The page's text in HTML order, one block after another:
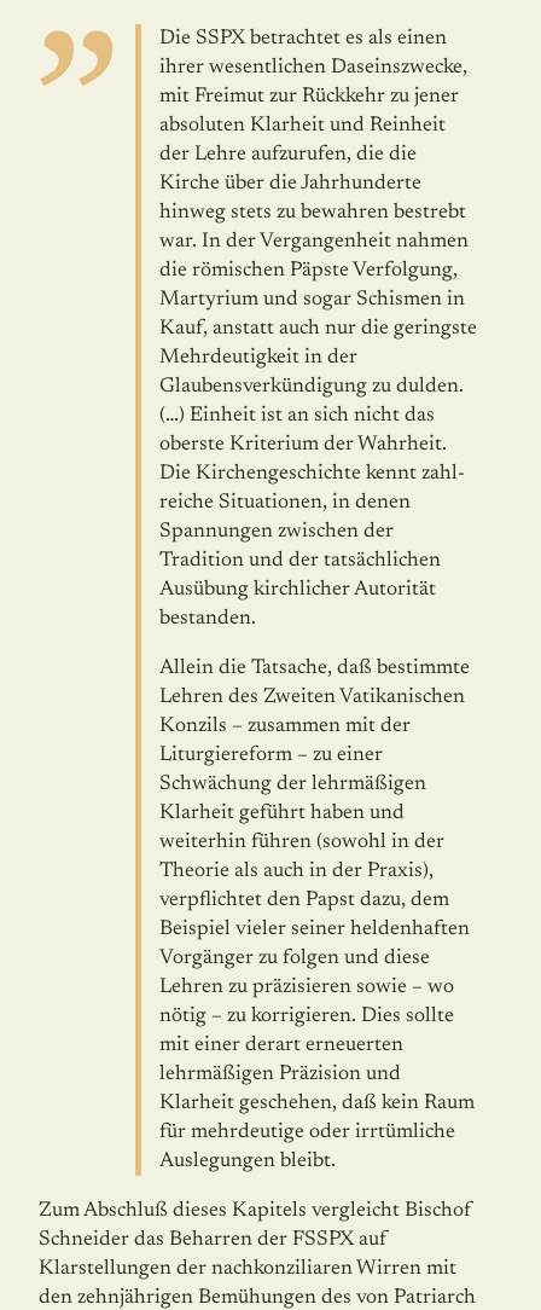
Die SSPX betrachtet es als einen
ihrer wesentlichen Daseinszwecke,
mit Frei­mut zur Rückkehr zu jener
absoluten Klarheit und Reinheit
der Lehre auf­zu­rufen, die die
Kirche über die Jahrhunderte
hinweg stets zu bewahren bestrebt
war. In der Vergangenheit nahmen
die römischen Päpste Verfolgung,
Martyrium und sogar Schismen in
Kauf, anstatt auch nur die geringste
Mehr­deutigkeit in der
Glaubensverkündigung zu dulden.
(…) Einheit ist an sich nicht das
oberste Kriterium der Wahrheit.
Die Kirchengeschichte kennt zahl­
reiche Situationen, in denen
Spannungen zwischen der
Tradition und der tatsächlichen
Ausübung kirchlicher Autorität
bestanden.
Allein die Tatsache, daß bestimmte
Lehren des Zweiten Vatikanischen
Konzils – zusammen mit der
Liturgiereform – zu einer
Schwächung der lehrmäßigen
Klarheit geführt haben und
weiterhin führen (sowohl in der
Theorie als auch in der Praxis),
verpflichtet den Papst dazu, dem
Beispiel vieler seiner helden­haften
Vorgänger zu folgen und diese
Lehren zu präzisieren sowie – wo
nötig – zu korrigieren. Dies sollte
mit einer derart erneuerten
lehrmäßigen Präzi­sion und
Klarheit geschehen, daß kein Raum
für mehrdeutige oder irrtüm­li­che
Auslegungen bleibt.
Zum Abschluß dieses Kapitels vergleicht Bischof
Schneider das Beharren der FSSPX auf
Klarstellungen der nachkonziliaren Wirren mit
den zehnjährigen Bemühungen des von Patriarch